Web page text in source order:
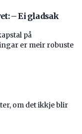
– Ei gladsak
på
er meir robuste
om det ikkje blir